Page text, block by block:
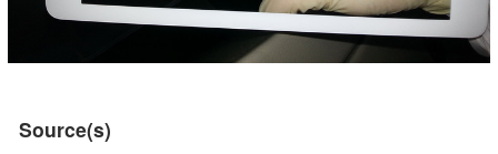
Source(s)